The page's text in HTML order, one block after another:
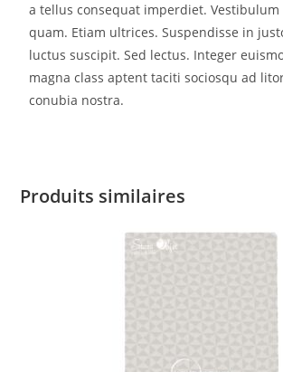
a tellus consequat imperdiet. Vestibulum
quam. Etiam ultrices. Suspendisse in
luctus suscipit. Sed lectus. Integer
magna class aptent taciti sociosqu ad
conubia nostra.
Produits similaires